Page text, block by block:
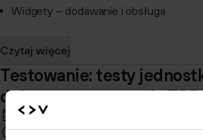
Widgety – dodawanie i obsługa
Czytaj więcej
Testowanie: testy
debuggera, wstęp do TDD
moduł 16
9 h